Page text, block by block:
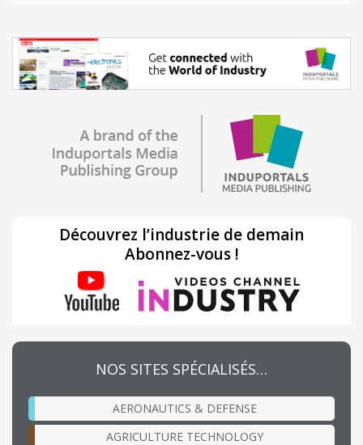
Découvrez l’industrie de demain
Abonnez-vous !
NOS SITES SPÉCIALISÉS…
AERONAUTICS & DEFENSE
AGRICULTURE TECHNOLOGY